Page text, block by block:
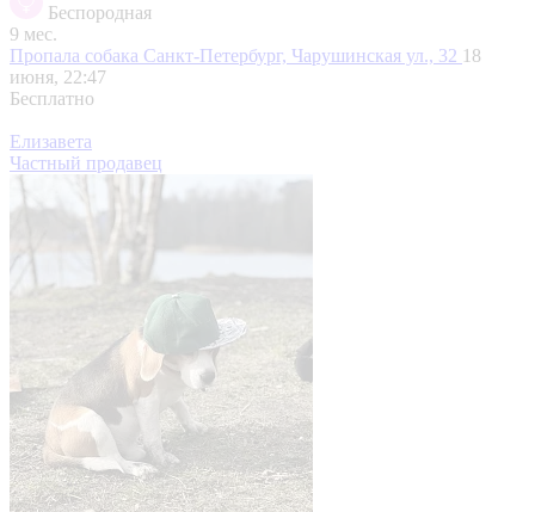
Беспородная
9 мес.
Пропала собака Санкт-Петербург, Чарушинская ул., 32 18
июня, 22:47
Бесплатно
Елизавета
Частный продавец